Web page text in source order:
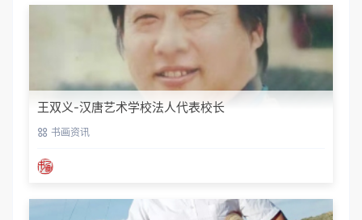
王双义-汉唐艺术学校法人代表校长
书画资讯